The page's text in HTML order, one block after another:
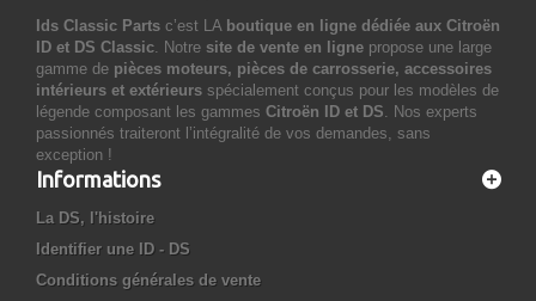
Ids Classic Parts c’est LA boutique en ligne dédiée aux Citroën
ID et DS Classic. Notre site de vente en ligne propose une large
gamme de pièces moteurs, pièces de carrosserie, accessoires
intérieurs et extérieurs spécialement conçus pour les modèles de
légende composant les gammes Citroën ID et DS. Nos experts
passionnés traiteront l’intégralité de vos demandes, sans
exception !
Informations
La DS, l'histoire
Identifier une ID - DS
Conditions générales de vente